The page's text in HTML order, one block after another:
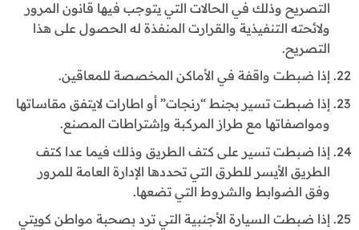
التصريح وذلك في الحالات التي يتوجب فيها قانون المرور
ولائحته التنفيذية والقرارت المنفذة له الحصول على هذا
التصريح.
إذا ضبطت واقفة في الأماكن المخصصة للمعاقين.
إذا ضبطت تسير بجنط “رنجات” أو اطارات لايتفق مقاساتها
ومواصفاتها مع طراز المركبة وإشتراطات المصنع.
إذا ضبطت تسير على كتف الطريق وذلك فيما عدا كتف
الطريق الأيسر للطرق التي تحددها الإدارة العامة للمرور
وفق الضوابط والشروط التي تضعها.
إذا ضبطت السيارة الأجنبية التي ترد بصحبة مواطن كويتي